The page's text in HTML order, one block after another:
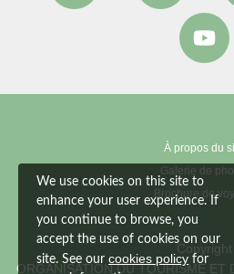
À propos du
Galerie de
Brochure de
Copyright
ORGANISATION DU TOURISME ET
We use cookies on this site to
enhance your user experience. If
you continue to browse, you
accept the use of cookies on our
site. See our cookies policy for